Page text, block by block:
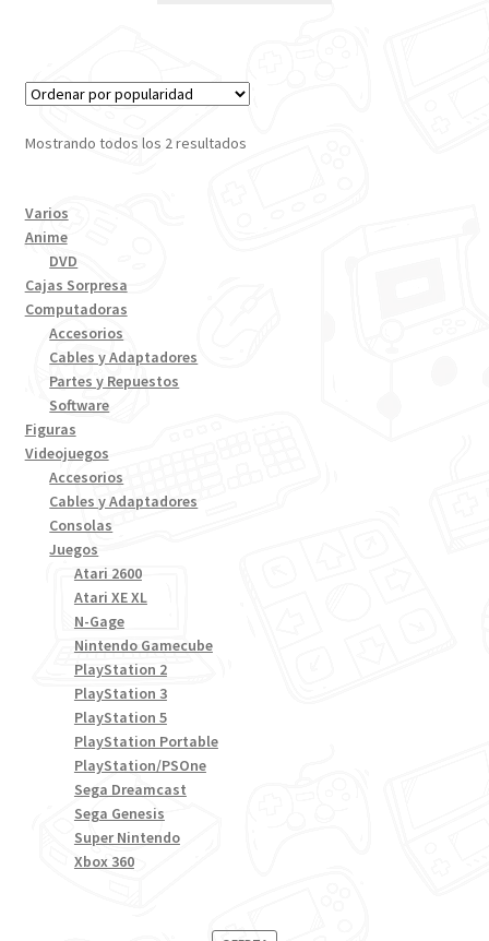
Mostrando todos los 2 resultados
Varios
Anime
DVD
Cajas Sorpresa
Computadoras
Accesorios
Cables y Adaptadores
Partes y Repuestos
Software
Figuras
Videojuegos
Accesorios
Cables y Adaptadores
Consolas
Juegos
Atari 2600
Atari XE XL
N-Gage
Nintendo Gamecube
PlayStation 2
PlayStation 3
PlayStation 5
PlayStation Portable
PlayStation/PSOne
Sega Dreamcast
Sega Genesis
Super Nintendo
Xbox 360